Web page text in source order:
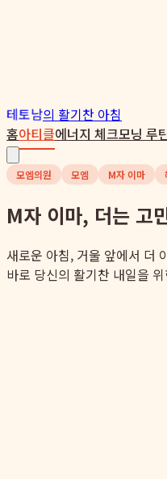
테토남의 활기찬 아침
홈아티클에너지 체크모닝 루
모엠의원 모엠 M자 이마
M자 이마, 더는 고
새로운 아침, 거울 앞에서 더
바로 당신의 활기찬 내일을